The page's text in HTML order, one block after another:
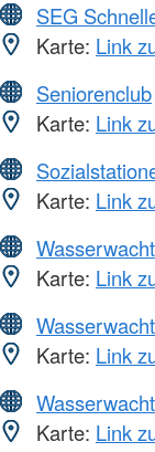
SEG
Karte: Link
Seniorenclub
Karte: Link
Karte: Link
Wasserwacht
Karte: Link
Wasserwacht
Karte: Link
Wasserwacht
Karte: Link